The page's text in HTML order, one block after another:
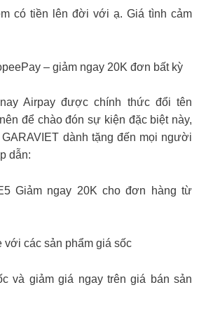
có tiền lên đời với ạ. Giá tình cảm
– giảm ngay 20K đơn bất kỳ
Airpay được chính thức đổi tên
để chào đón sự kiện đặc biệt này,
dành tặng đến mọi người
dẫn:
Giảm ngay 20K cho đơn hàng từ
các sản phẩm giá sốc
và giảm giá ngay trên giá bán sản